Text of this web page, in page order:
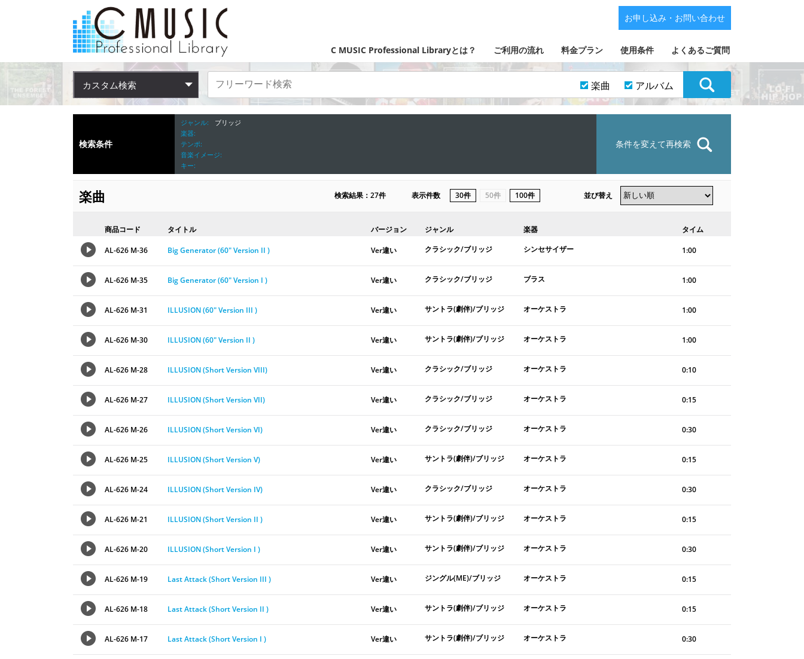
C MUSIC Professional Libraryとは？ ご利用の流れ 料金プラン 使用条件 よくあるご質問
お申し込み・お問い合わせ
カスタム検索 楽曲 アルバム
検索条件
ジャンル
ブリッジ
楽器
テンポ
音楽イメージ
キー
条件を変えて再検索
楽曲 検索結果：27件 表示件数 30件 50件 100件 並び替え
商品コード タイトル バージョン ジャンル 楽器 タイム
AL-626 M-36 Big Generator (60″ Version II ) Ver違い クラシック/ブリッジ シンセサイザー 1:00
AL-626 M-35 Big Generator (60″ Version I ) Ver違い クラシック/ブリッジ ブラス 1:00
AL-626 M-31 ILLUSION (60″ Version III ) Ver違い サントラ(劇伴)/ブリッジ オーケストラ 1:00
AL-626 M-30 ILLUSION (60″ Version II ) Ver違い サントラ(劇伴)/ブリッジ オーケストラ 1:00
AL-626 M-28 ILLUSION (Short Version VIII) Ver違い クラシック/ブリッジ オーケストラ 0:10
AL-626 M-27 ILLUSION (Short Version VII) Ver違い クラシック/ブリッジ オーケストラ 0:15
AL-626 M-26 ILLUSION (Short Version VI) Ver違い クラシック/ブリッジ オーケストラ 0:30
AL-626 M-25 ILLUSION (Short Version V) Ver違い サントラ(劇伴)/ブリッジ オーケストラ 0:15
AL-626 M-24 ILLUSION (Short Version IV) Ver違い クラシック/ブリッジ オーケストラ 0:30
AL-626 M-21 ILLUSION (Short Version II ) Ver違い サントラ(劇伴)/ブリッジ オーケストラ 0:15
AL-626 M-20 ILLUSION (Short Version I ) Ver違い サントラ(劇伴)/ブリッジ オーケストラ 0:30
AL-626 M-19 Last Attack (Short Version III ) Ver違い ジングル(ME)/ブリッジ オーケストラ 0:15
AL-626 M-18 Last Attack (Short Version II ) Ver違い サントラ(劇伴)/ブリッジ オーケストラ 0:15
AL-626 M-17 Last Attack (Short Version I ) Ver違い サントラ(劇伴)/ブリッジ オーケストラ 0:30